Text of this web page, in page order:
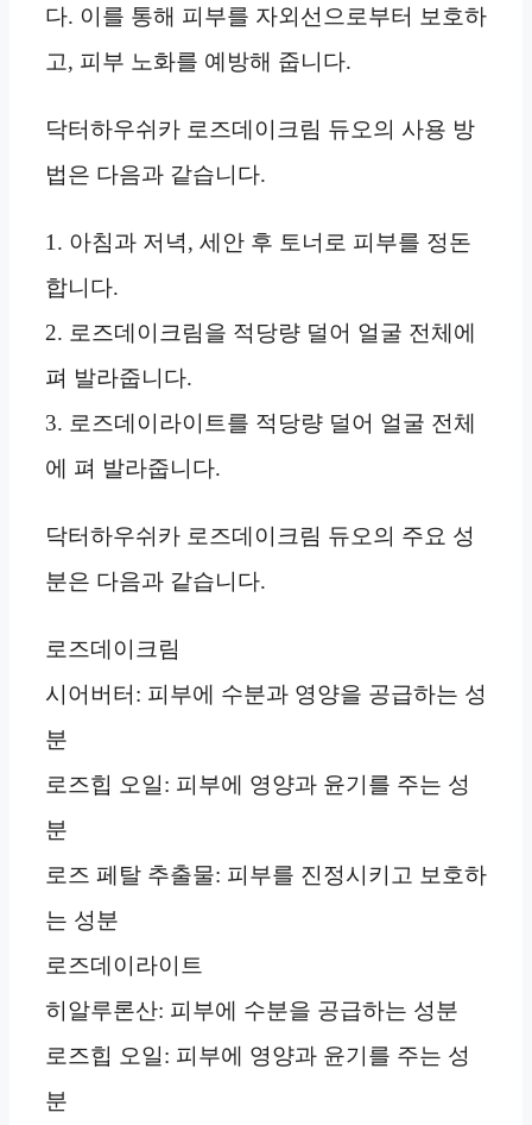
다. 이를 통해 피부를 자외선으로부터 보호하
고, 피부 노화를 예방해 줍니다.
닥터하우쉬카 로즈데이크림 듀오의 사용 방
법은 다음과 같습니다.
1. 아침과 저녁, 세안 후 토너로 피부를 정돈
합니다.
2. 로즈데이크림을 적당량 덜어 얼굴 전체에
펴 발라줍니다.
3. 로즈데이라이트를 적당량 덜어 얼굴 전체
에 펴 발라줍니다.
닥터하우쉬카 로즈데이크림 듀오의 주요 성
분은 다음과 같습니다.
로즈데이크림
시어버터: 피부에 수분과 영양을 공급하는 성
분
로즈힙 오일: 피부에 영양과 윤기를 주는 성
분
로즈 페탈 추출물: 피부를 진정시키고 보호하
는 성분
로즈데이라이트
히알루론산: 피부에 수분을 공급하는 성분
로즈힙 오일: 피부에 영양과 윤기를 주는 성
분